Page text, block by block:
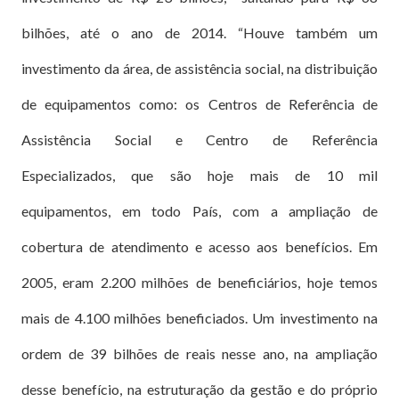
bilhões, até o ano de 2014. “Houve também um
investimento da área, de assistência social, na distribuição
de equipamentos como: os Centros de Referência de
Assistência Social e Centro de Referência
Especializados, que são hoje mais de 10 mil
equipamentos, em todo País, com a ampliação de
cobertura de atendimento e acesso aos benefícios. Em
2005, eram 2.200 milhões de beneficiários, hoje temos
mais de 4.100 milhões beneficiados. Um investimento na
ordem de 39 bilhões de reais nesse ano, na ampliação
desse benefício, na estruturação da gestão e do próprio